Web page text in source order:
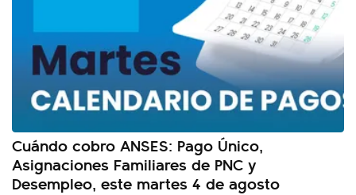
Cuándo cobro ANSES: Pago Único,
Asignaciones Familiares de PNC y
Desempleo, este martes 4 de agosto